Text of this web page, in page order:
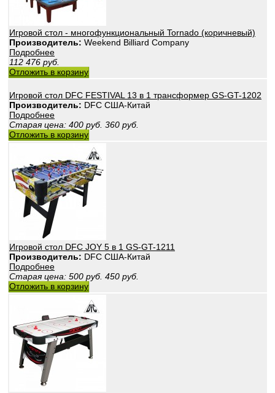
Игровой стол - многофункциональный Tornado (коричневый)
Производитель: Weekend Billiard Company
Подробнее
112 476 руб.
Отложить в корзину
Игровой стол DFC FESTIVAL 13 в 1 трансформер GS-GT-1202
Производитель: DFС США-Китай
Подробнее
Старая цена: 400 руб. 360 руб.
Отложить в корзину
Игровой стол DFC JOY 5 в 1 GS-GT-1211
Производитель: DFС США-Китай
Подробнее
Старая цена: 500 руб. 450 руб.
Отложить в корзину